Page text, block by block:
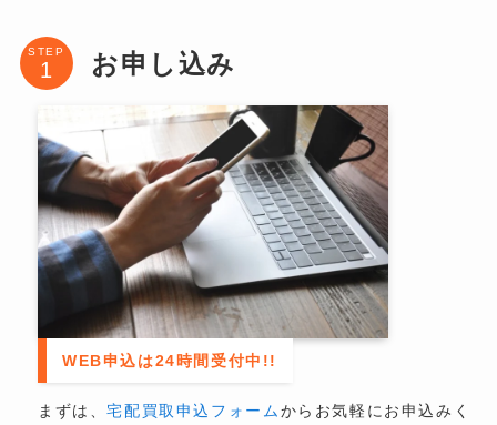
STEP お申し込み
WEB申込は24時間受付中!!
まずは、宅配買取申込フォームからお気軽にお申込みく